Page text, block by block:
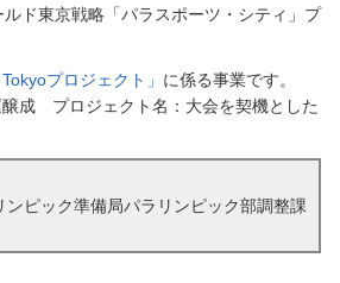
ド東京戦略「パラスポーツ・シティ」プ
プロジェクト」 に係る事業です。
醸成 プロジェクト名：大会を契機とした
ンピック準備局パラリンピック部調整課